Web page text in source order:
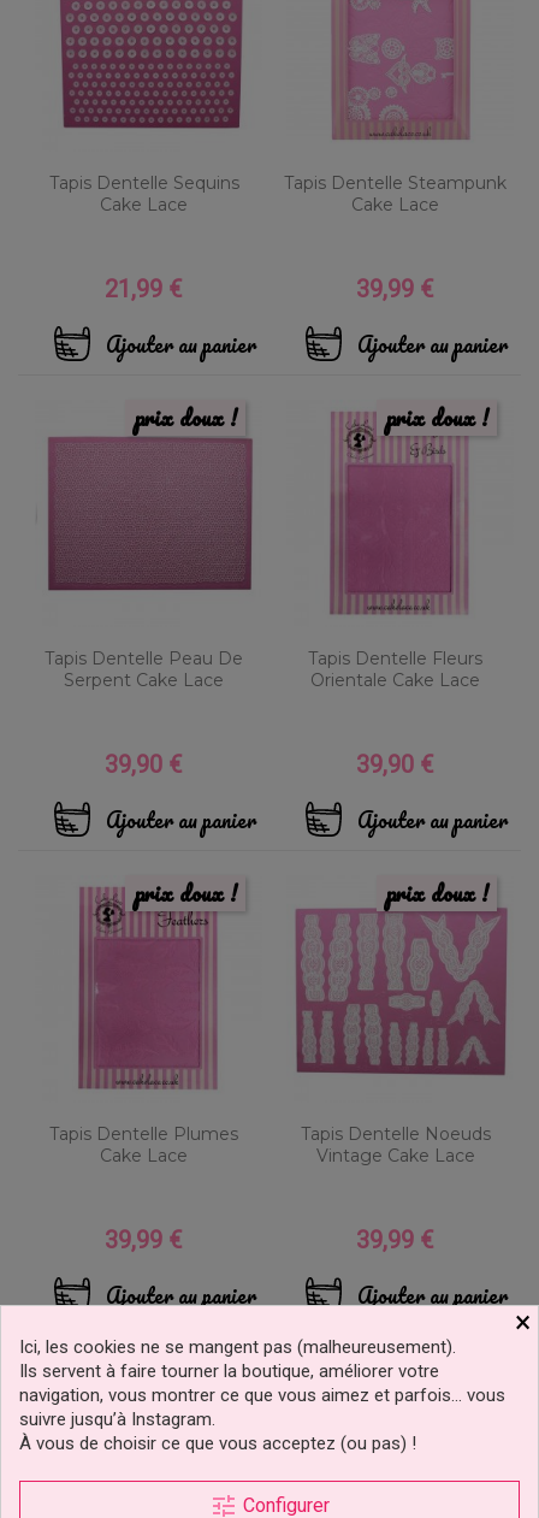
Tapis Dentelle Sequins
Cake Lace
Prix
21,99 €
Ajouter au panier
Tapis Dentelle Steampunk
Cake Lace
Prix
39,99 €
Ajouter au panier
Tapis Dentelle Peau De
Serpent Cake Lace
Prix
39,90 €
Ajouter au panier
prix doux !
Tapis Dentelle Fleurs
Orientale Cake Lace
Prix
39,90 €
Ajouter au panier
prix doux !
Tapis Dentelle Plumes
Cake Lace
Prix
39,99 €
Ajouter au panier
prix doux !
Tapis Dentelle Noeuds
Vintage Cake Lace
Prix
39,99 €
Ajouter au panier
prix doux !
prix doux ! prix doux !
×
Ici, les cookies ne se mangent pas (malheureusement).
Ils servent à faire tourner la boutique, améliorer votre
navigation, vous montrer ce que vous aimez et parfois… vous
suivre jusqu’à Instagram.
À vous de choisir ce que vous acceptez (ou pas) !
tune Configurer